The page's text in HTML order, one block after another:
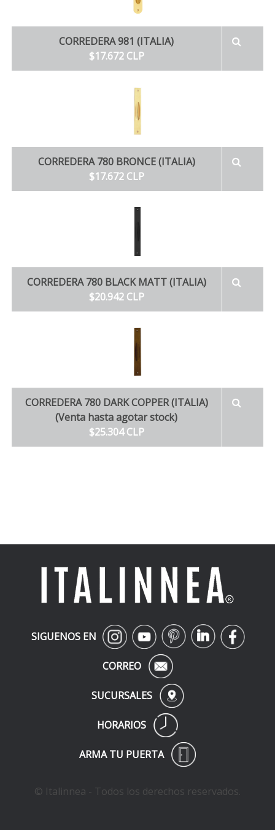
CORREDERA 981 (ITALIA)
$17.672 CLP
CORREDERA 780 BRONCE (ITALIA)
$17.672 CLP
CORREDERA 780 BLACK MATT (ITALIA)
$20.942 CLP
CORREDERA 780 DARK COPPER (ITALIA)
(Venta hasta agotar stock)
$25.304 CLP
SIGUENOS EN
CORREO
SUCURSALES
HORARIOS
ARMA TU PUERTA
© Italinnea - Todos los derechos reservados.